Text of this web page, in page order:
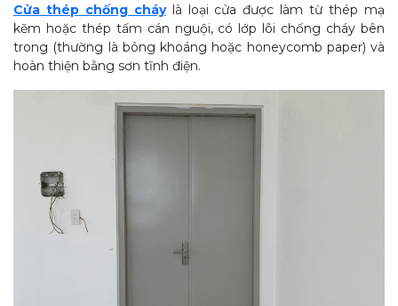
Cửa thép chống cháylà loại cửa được làm từ thép mạ
kẽm hoặc thép tấm cán nguội, có lớp lõi chống cháy bên
trong (thường là bông khoáng hoặc honeycomb paper) và
hoàn thiện bằng sơn tĩnh điện.